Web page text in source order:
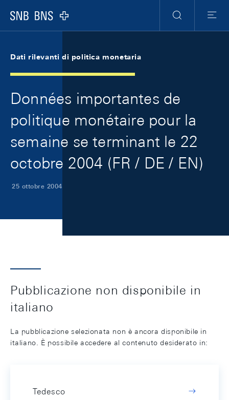
Logo
Ricerca
Menu
Dati rilevanti di politica monetaria
Données importantes de
politique monétaire pour la
semaine se terminant le 22
octobre 2004 (FR / DE / EN)
25 ottobre 2004
Pubblicazione non disponibile in
italiano
La pubblicazione selezionata non è ancora disponibile in
italiano. È possibile accedere al contenuto desiderato in:
Tedesco